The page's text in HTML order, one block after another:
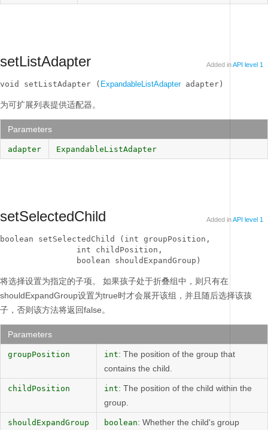
setListAdapter Added inAPI level 1
void setListAdapter ( ExpandableListAdapter adapter)
为可扩展列表提供适配器。
Parameters
adapter ExpandableListAdapter
setSelectedChild Added inAPI level 1
boolean setSelectedChild (int groupPosition,
                int childPosition,
                boolean shouldExpandGroup)
将选择设置为指定的子项。
如果孩子处于折叠组中，则只有在
shouldExpandGroup设置为true时才会展开该组，并且随后选择该孩
子，否则该方法将返回false。
Parameters
groupPosition int: The position of the group that
contains the child.
childPosition int: The position of the child within the
group.
shouldExpandGroup boolean: Whether the child's group